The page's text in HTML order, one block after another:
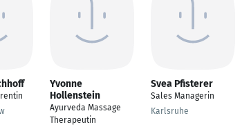
Yvonne
Hollenstein
Ayurveda Massage
Therapeutin
Svea Pfisterer
Sales Managerin
Karlsruhe